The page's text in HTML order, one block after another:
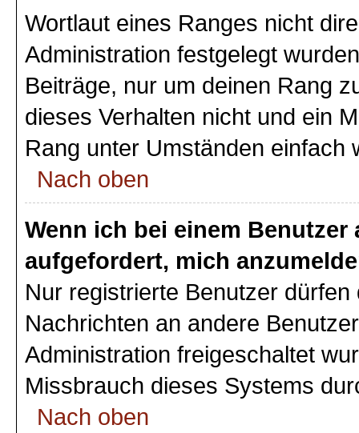
Wortlaut eines Ranges nicht
Administration festgelegt
Beiträge, nur um deinen Rang
dieses Verhalten nicht und ein
Rang unter Umständen einfach
Nach oben
Wenn ich bei einem
aufgefordert, mich
Nur registrierte Benutzer
Nachrichten an andere
Administration freigeschaltet
Missbrauch dieses Systems
Nach oben